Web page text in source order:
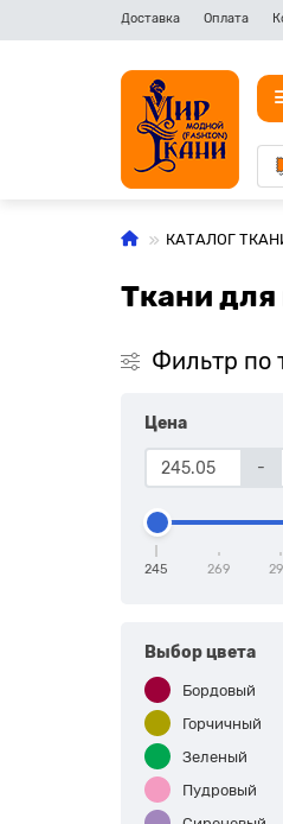
Доставка Оплата
КАТАЛОГ
Ткани
Фильтр по
Цена
-
245 269
Выбор цвета
Бордовый
Горчичный
Зеленый
Пудровый